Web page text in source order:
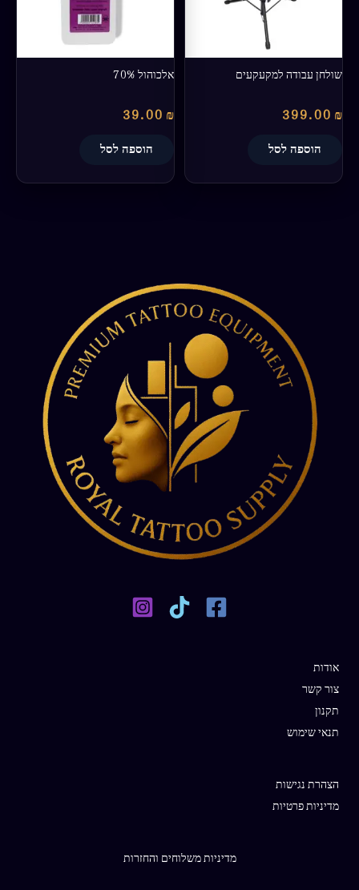
שולחן עבודה למקעקעים
399.00 ₪
הוספה לסל
אלכוהול 70%
39.00 ₪
הוספה לסל
אודות
צור קשר
תקנון
תנאי שימוש
הצהרת נגישות
מדיניות פרטיות
מדיניות משלוחים והחזרות